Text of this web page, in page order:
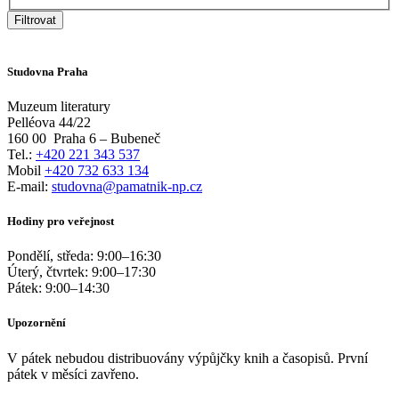
Filtrovat
Studovna Praha
Muzeum literatury
Pelléova 44/22
160 00 Praha 6 – Bubeneč
Tel.: +420 221 343 537
Mobil +420 732 633 134
E-mail: studovna@pamatnik-np.cz
Hodiny pro veřejnost
Pondělí, středa: 9:00–16:30
Úterý, čtvrtek: 9:00–17:30
Pátek: 9:00–14:30
Upozornění
V pátek nebudou distribuovány výpůjčky knih a časopisů. První
pátek v měsíci zavřeno.